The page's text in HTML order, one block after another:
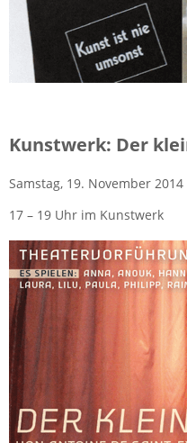
Kunst­werk: Der
Sams­tag, 19. No­vem­ber 2014
17 – 19 Uhr im Kunst­werk